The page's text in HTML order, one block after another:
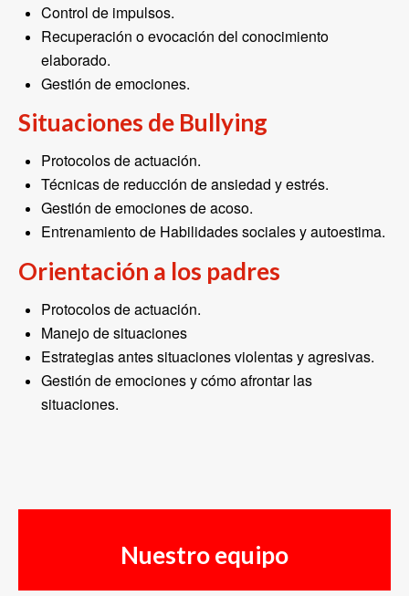
Control de impulsos.
Recuperación o evocación del conocimiento
elaborado.
Gestión de emociones.
Situaciones de Bullying
Protocolos de actuación.
Técnicas de reducción de ansiedad y estrés.
Gestión de emociones de acoso.
Entrenamiento de Habilidades sociales y autoestima.
Orientación a los padres
Protocolos de actuación.
Manejo de situaciones
Estrategias antes situaciones violentas y agresivas.
Gestión de emociones y cómo afrontar las
situaciones.
Nuestro equipo